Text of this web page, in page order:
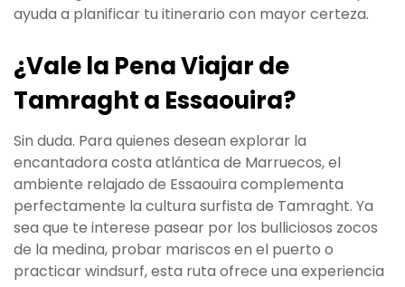
ayuda a planificar tu itinerario con mayor certeza.
¿Vale la Pena Viajar de
Tamraght a Essaouira?
Sin duda. Para quienes desean explorar la
encantadora costa atlántica de Marruecos, el
ambiente relajado de Essaouira complementa
perfectamente la cultura surfista de Tamraght. Ya
sea que te interese pasear por los bulliciosos zocos
de la medina, probar mariscos en el puerto o
practicar windsurf, esta ruta ofrece una experiencia